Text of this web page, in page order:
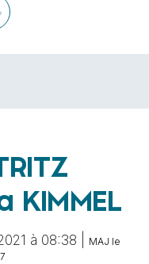
KIMMEL
à 08:38 |
MAJ le